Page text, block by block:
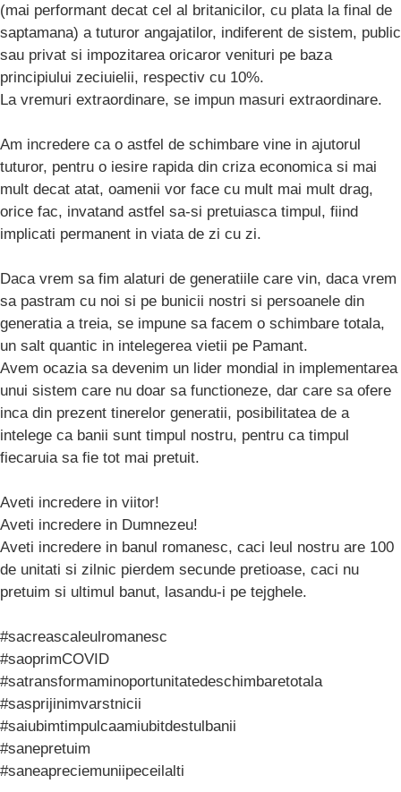
(mai performant decat cel al britanicilor, cu plata la final de
saptamana) a tuturor angajatilor, indiferent de sistem, public
sau privat si impozitarea oricaror venituri pe baza
principiului zeciuielii, respectiv cu 10%.
La vremuri extraordinare, se impun masuri extraordinare.
Am incredere ca o astfel de schimbare vine in ajutorul
tuturor, pentru o iesire rapida din criza economica si mai
mult decat atat, oamenii vor face cu mult mai mult drag,
orice fac, invatand astfel sa-si pretuiasca timpul, fiind
implicati permanent in viata de zi cu zi.
Daca vrem sa fim alaturi de generatiile care vin, daca vrem
sa pastram cu noi si pe bunicii nostri si persoanele din
generatia a treia, se impune sa facem o schimbare totala,
un salt quantic in intelegerea vietii pe Pamant.
Avem ocazia sa devenim un lider mondial in implementarea
unui sistem care nu doar sa functioneze, dar care sa ofere
inca din prezent tinerelor generatii, posibilitatea de a
intelege ca banii sunt timpul nostru, pentru ca timpul
fiecaruia sa fie tot mai pretuit.
Aveti incredere in viitor!
Aveti incredere in Dumnezeu!
Aveti incredere in banul romanesc, caci leul nostru are 100
de unitati si zilnic pierdem secunde pretioase, caci nu
pretuim si ultimul banut, lasandu-i pe tejghele.
#sacreascaleulromanesc
#saoprimCOVID
#satransformaminoportunitatedeschimbaretotala
#sasprijinimvarstnicii
#saiubimtimpulcaamiubitdestulbanii
#sanepretuim
#saneapreciemuniipeceilalti